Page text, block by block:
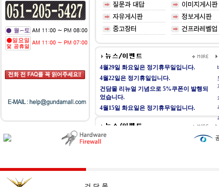
4월29일 화요일은 정기휴무일입니다.
4월22일은 정기휴일입니다.
건담몰 리뉴얼 기념으로 5%쿠폰이 발행되
었습니다.
4월15일 화요일은 정기휴무일입니다.